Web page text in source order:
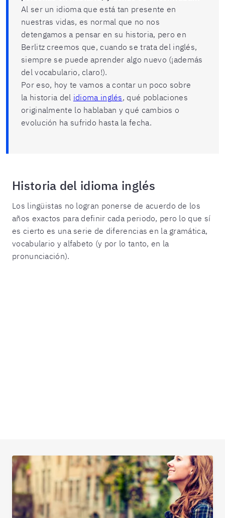
Al ser un idioma que está tan presente en
nuestras vidas, es normal que no nos
detengamos a pensar en su historia, pero en
Berlitz creemos que, cuando se trata del inglés,
siempre se puede aprender algo nuevo (¡además
del vocabulario, claro!).
Por eso, hoy te vamos a contar un poco sobre
la historia del idioma inglés, qué poblaciones
originalmente lo hablaban y qué cambios o
evolución ha sufrido hasta la fecha.
Historia del idioma inglés
Los lingüistas no logran ponerse de acuerdo de los
años exactos para definir cada periodo, pero lo que sí
es cierto es una serie de diferencias en la gramática,
vocabulario y alfabeto (y por lo tanto, en la
pronunciación).